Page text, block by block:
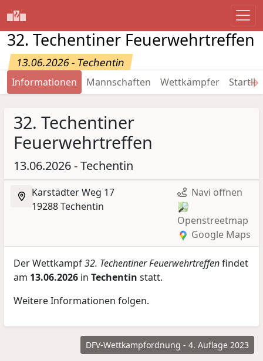
32. Techentiner Feuerwehrtreffen
13.06.2026 - Techentin
Informationen Mannschaften Wettkämpfer →
32. Techentiner
Feuerwehrtreffen
13.06.2026 - Techentin
Karstädter Weg 17
19288 Techentin
Navi öffnen
Openstreetmap
Google Maps
Der Wettkampf32. Techentiner Feuerwehrtreffenfindet
am 13.06.2026 inTechentin statt.
Weitere Informationen folgen.
DFV-Wettkampfordnung - 4. Auflage 2023